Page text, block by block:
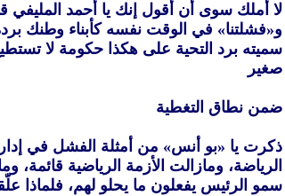
لا أملك سوى أن أقول إنك يا أحمد
و«فشلتنا» في الوقت نفسه كأبناء وطنك
سميته برد التحية على هكذا حكومة لا
صغير
ضمن نطاق التغطية
ذكرت يا «بو أنس» من أمثلة الفشل في
الرياضة، ومازالت الأزمة الرياضية قائمة،
سمو الرئيس يفعلون ما يحلو لهم، فلماذا